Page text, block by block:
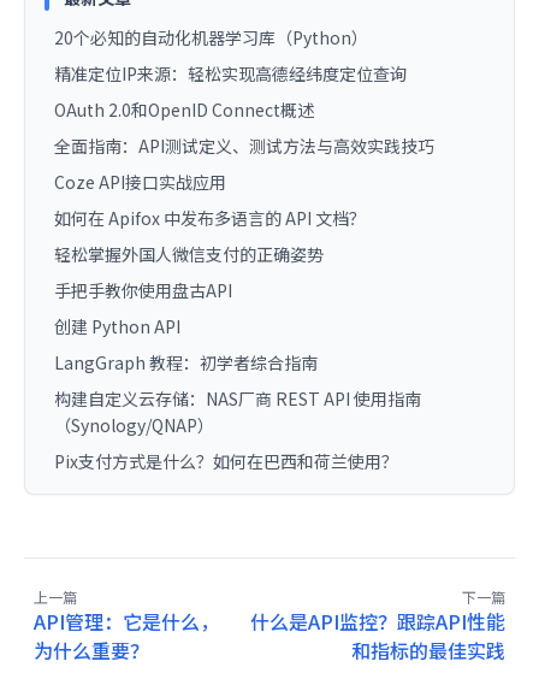
20个必知的自动化机器学习库（Python）
精准定位IP来源：轻松实现高德经纬度定位查询
OAuth 2.0和OpenID Connect概述
全面指南：API测试定义、测试方法与高效实践技巧
Coze API接口实战应用
如何在 Apifox 中发布多语言的 API 文档？
轻松掌握外国人微信支付的正确姿势
手把手教你使用盘古API
创建 Python API
LangGraph 教程：初学者综合指南
构建自定义云存储：NAS厂商 REST API 使用指南
（Synology/QNAP）
Pix支付方式是什么？如何在巴西和荷兰使用？
上一篇
API管理：它是什么，
为什么重要？
下一篇
什么是API监控？跟踪API性能
和指标的最佳实践